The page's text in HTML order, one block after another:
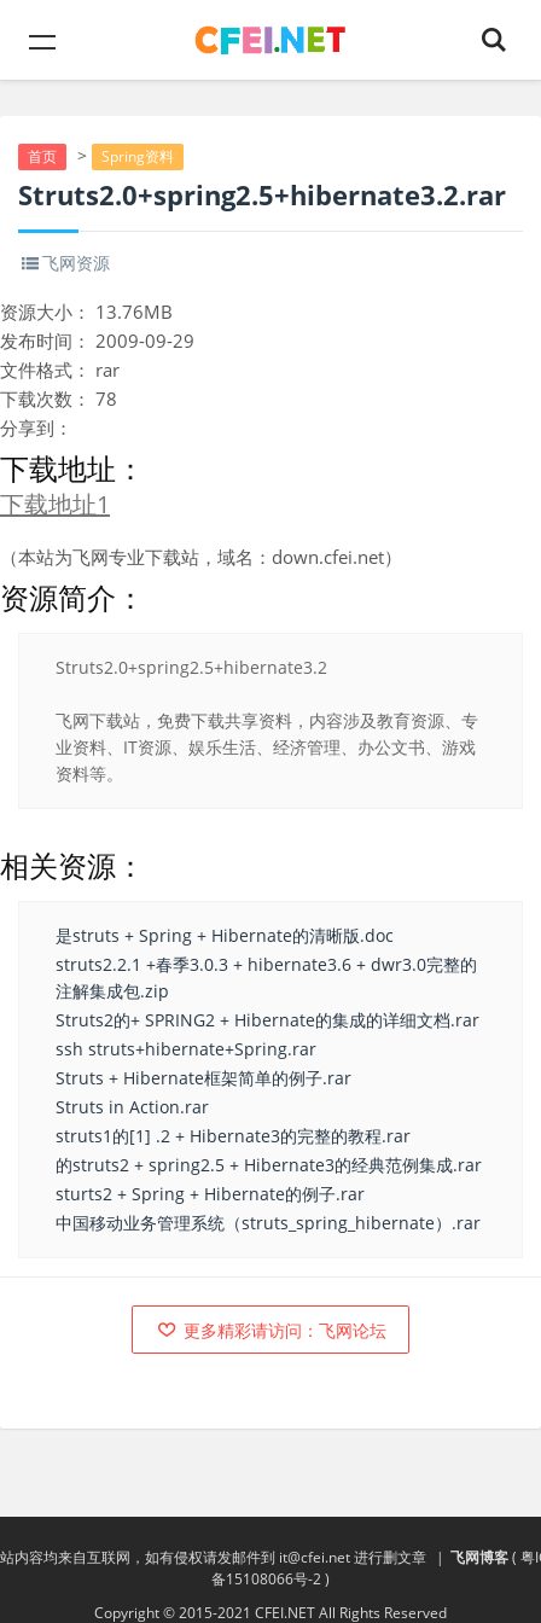
首页 > Spring资料
Struts2.0+spring2.5+hibernate3.2.rar
飞网资源
资源大小： 13.76MB
发布时间： 2009-09-29
文件格式： rar
下载次数： 78
分享到：
下载地址：
下载地址1
（本站为飞网专业下载站，域名：down.cfei.net）
资源简介：
Struts2.0+spring2.5+hibernate3.2
飞网下载站，免费下载共享资料，内容涉及教育资源、专
业资料、IT资源、娱乐生活、经济管理、办公文书、游戏
资料等。
相关资源：
是struts + Spring + Hibernate的清晰版.doc
struts2.2.1 +春季3.0.3 + hibernate3.6 + dwr3.0完整的
注解集成包.zip
Struts2的+ SPRING2 + Hibernate的集成的详细文档.rar
ssh struts+hibernate+Spring.rar
Struts + Hibernate框架简单的例子.rar
Struts in Action.rar
struts1的[1] .2 + Hibernate3的完整的教程.rar
的struts2 + spring2.5 + Hibernate3的经典范例集成.rar
sturts2 + Spring + Hibernate的例子.rar
中国移动业务管理系统（struts_spring_hibernate）.rar
更多精彩请访问：飞网论坛
内容均来自互联网，如有侵权请发邮件到 it@cfei.net进行删文章 | 飞网博客( 粤
备15108066号-2)
Copyright © 2015-2021 CFEI.NET All Rights Reserved